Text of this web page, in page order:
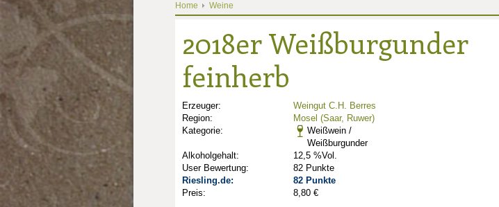
Home Weine
2018er Weißburgunder
feinherb
Erzeuger:
Weingut C.H. Berres
Region:
Mosel (Saar, Ruwer)
Kategorie:
Weißwein /
Weißburgunder
Alkoholgehalt:
12,5 %Vol.
User Bewertung:
82 Punkte
Riesling.de:
82 Punkte
Preis:
8,80 €